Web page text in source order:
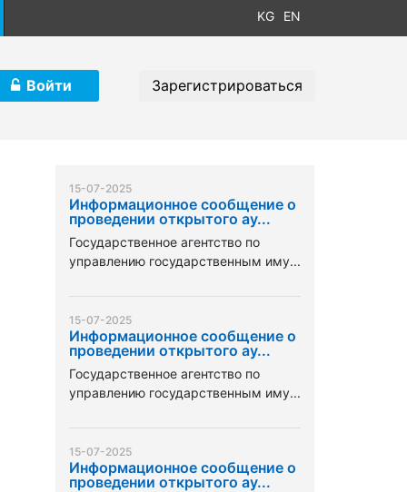
KG EN
Войти Зарегистрироваться
15-07-2025
Информационное сообщение о
проведении открытого ау...
Государственное агентство по
управлению государственным иму...
15-07-2025
Информационное сообщение о
проведении открытого ау...
Государственное агентство по
управлению государственным иму...
15-07-2025
Информационное сообщение о
проведении открытого ау...